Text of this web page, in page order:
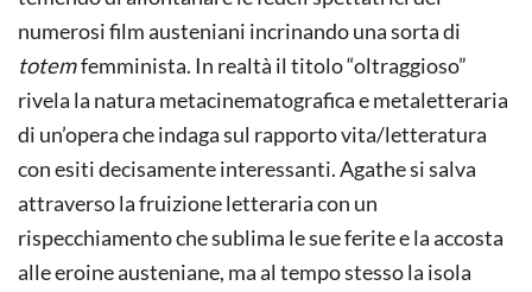
numerosi film austeniani incrinando una sorta di
totemfemminista. In realtà il titolo “oltraggioso”
rivela la natura metacinematografica e metaletteraria
di un’opera che indaga sul rapporto vita/letteratura
con esiti decisamente interessanti. Agathe si salva
attraverso la fruizione letteraria con un
rispecchiamento che sublima le sue ferite e la accosta
alle eroine austeniane, ma al tempo stesso la isola